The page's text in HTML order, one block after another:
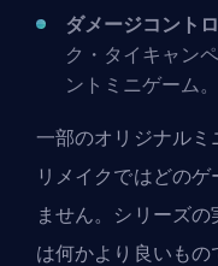
ダメージコント
ク・タイキャン
ントミニゲーム。
一部のオリジナルミ
リメイクではどの
ません。シリーズ
は何かより良いも